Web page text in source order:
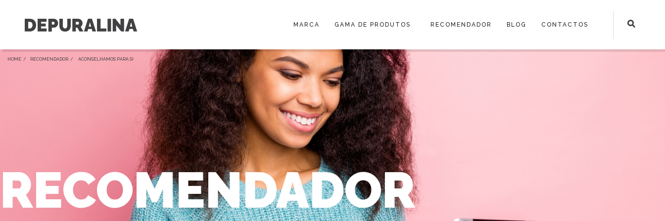
MARCA GAMA DE PRODUTOS RECOMENDADOR BLOG CONTACTOS
HOME / RECOMENDADOR / ACONSELHAMOS PARA SI
RECOMENDADOR